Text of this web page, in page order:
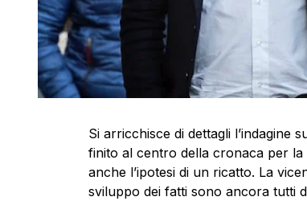
Si arricchisce di dettagli l’indagine
finito al centro della cronaca per la
anche l’ipotesi di un ricatto. La
sviluppo dei fatti sono ancora tutti